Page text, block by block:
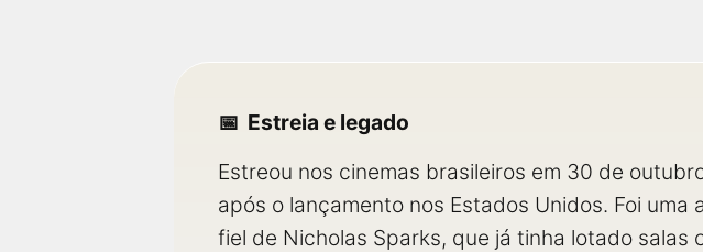
Estreia e legado
Estreou nos cinemas brasileiros em 30 de
após o lançamento nos Estados Unidos. Foi
fiel de Nicholas Sparks, que já tinha lotado salas